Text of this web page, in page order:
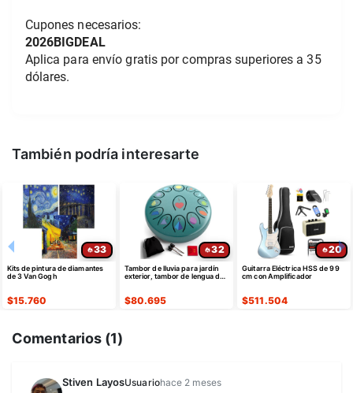
Cupones necesarios:
2026BIGDEAL
Aplica para envío gratis por compras superiores a 35
dólares.
También podría interesarte
33
Kits de pintura de diamantes
de 3 Van Gogh
$15.760
32
Tambor de lluvia para jardín
exterior, tambor de lengua de
$80.695
20
Guitarra Eléctrica HSS de 99
cm con Amplificador
$511.504
Comentarios (1)
Stiven LayosUsuariohace 2 meses